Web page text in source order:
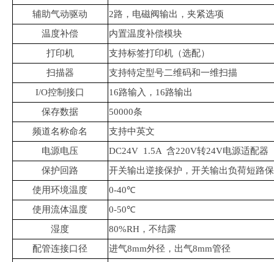
辅助气动驱动
2路，电磁阀输出，夹紧选项
温度补偿
内置温度补偿模块
打印机
支持标签打印机（选配）
扫描器
支持特定型号二维码和一维扫描
I/O控制接口
16路输入，16路输出
保存数据
50000条
频道名称命名
支持中英文
电源电压
DC24V 1.5A 含220V转24V电源适配器
保护回路
开关输出逆接保护，开关输出负荷短路
使用环境温度
0-40℃
使用流体温度
0-50℃
湿度
80%RH，不结露
配管连接口径
进气8mm外径，出气8mm管径